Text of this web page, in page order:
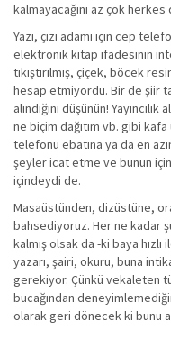
kalmayacağını az çok
Yazı, çizi adamı için cep
elektronik kitap ifadesinin
tıkıştırılmış, çiçek, böcek
hesap etmiyordu. Bir de şiir
alındığını düşünün!
ne biçim dağıtım vb. gibi
telefonu ebatına ya da en
şeyler icat etme ve bunun
içindeydi de.
Masaüstünden, dizüstüne,
bahsediyoruz. Her ne kadar
kalmış olsak da -ki baya
yazarı, şairi, okuru, buna
gerekiyor. Çünkü vekaleten
bucağından
olarak geri dönecek ki bunu